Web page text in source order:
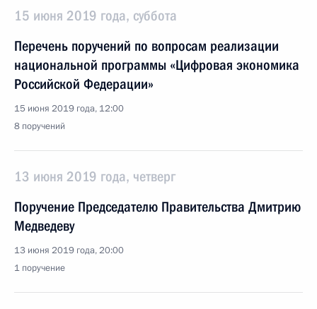
15 июня 2019 года, суббота
Перечень поручений по вопросам реализации
национальной программы «Цифровая экономика
Российской Федерации»
15 июня 2019 года, 12:00
8 поручений
13 июня 2019 года, четверг
Поручение Председателю Правительства Дмитрию
Медведеву
13 июня 2019 года, 20:00
1 поручение